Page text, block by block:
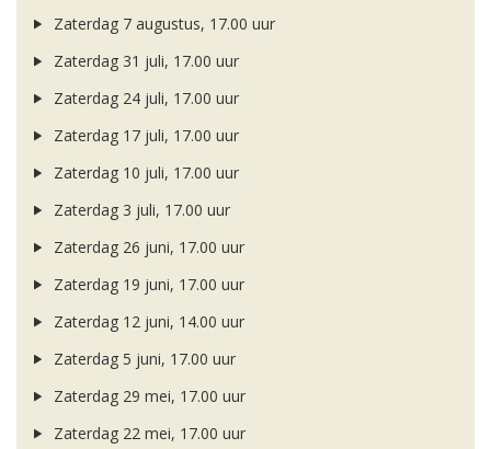
Zaterdag 7 augustus, 17.00 uur
Zaterdag 31 juli, 17.00 uur
Zaterdag 24 juli, 17.00 uur
Zaterdag 17 juli, 17.00 uur
Zaterdag 10 juli, 17.00 uur
Zaterdag 3 juli, 17.00 uur
Zaterdag 26 juni, 17.00 uur
Zaterdag 19 juni, 17.00 uur
Zaterdag 12 juni, 14.00 uur
Zaterdag 5 juni, 17.00 uur
Zaterdag 29 mei, 17.00 uur
Zaterdag 22 mei, 17.00 uur